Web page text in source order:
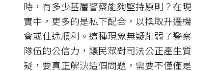
時，有多少基層警察能夠堅持原則？在現
實中，更多的是私下配合，以換取升遷機
會或仕途順利。這種現象無疑削弱了警察
隊伍的公信力，讓民眾對司法公正產生質
疑，要真正解決這個問題，需要不僅僅是